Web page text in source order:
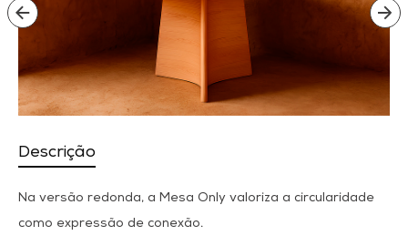
Descrição
Na versão redonda, a Mesa Only valoriza a circularidade
como expressão de conexão.